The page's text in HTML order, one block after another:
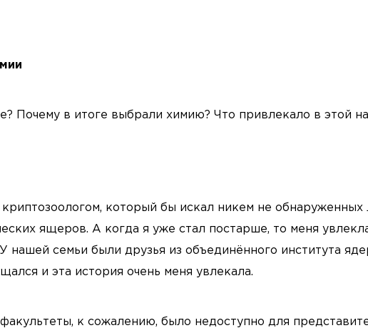
Почему в итоге выбрали химию? Что привлекало в этой
который бы искал никем не обнаруженных
ящеров. А когда я уже стал постарше, то меня
нашей семьи были друзья из объединённого института
и эта история очень меня увлекала.
к сожалению, было недоступно для